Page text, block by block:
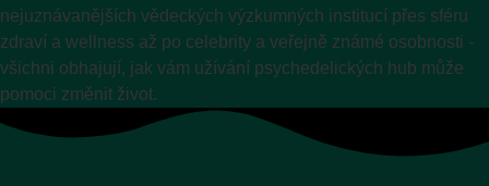
nejuznávanějších vědeckých výzkumných institucí přes sféru
zdraví a wellness až po celebrity a veřejně známé osobnosti -
všichni obhajují, jak vám užívání psychedelických hub může
pomoci změnit život.